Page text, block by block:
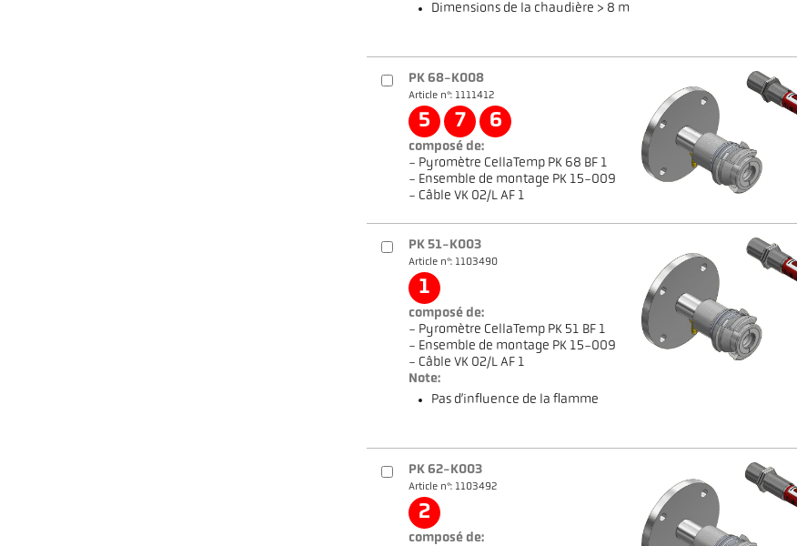
Dimensions de la chaudière > 8 m
PK 68-K008
Article n°: 1111412
5 7 6
composé de:
- Pyromètre CellaTemp PK 68 BF 1
- Ensemble de montage PK 15-009
- Câble VK 02/L AF 1
PK 51-K003
Article n°: 1103490
1
composé de:
- Pyromètre CellaTemp PK 51 BF 1
- Ensemble de montage PK 15-009
- Câble VK 02/L AF 1
Note:
Pas d’influence de la flamme
PK 62-K003
Article n°: 1103492
2
composé de: